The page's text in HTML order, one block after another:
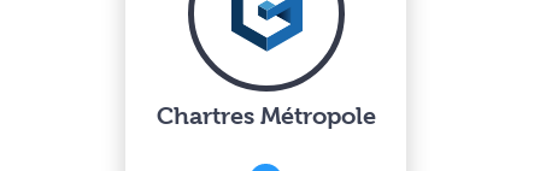
Chartres Métropole